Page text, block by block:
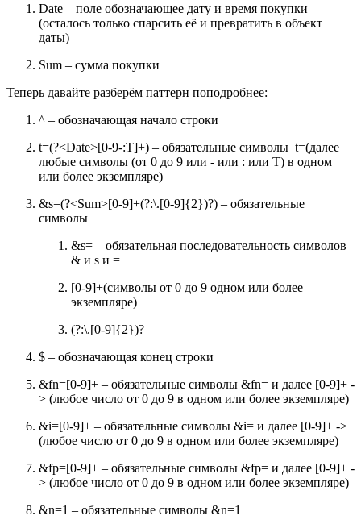
Date – поле обозначающее дату и время покупки
(осталось только спарсить её и превратить в объект
даты)
Sum – сумма покупки
Теперь давайте разберём паттерн поподробнее:
^ – обозначающая начало строки
t=(?<Date>[0-9-:T]+) – обязательные символы t=(далее
любые символы (от 0 до 9 или - или : или T) в одном
или более экземпляре)
&s=(?<Sum>[0-9]+(?:\.[0-9]{2})?) – обязательные
символы
&s= – обязательная последовательность символов
& и s и =
[0-9]+(символы от 0 до 9 одном или более
экземпляре)
(?:\.[0-9]{2})?
$ – обозначающая конец строки
&fn=[0-9]+ – обязательные символы &fn= и далее [0-9]+ -
> (любое число от 0 до 9 в одном или более экземпляре)
&i=[0-9]+ – обязательные символы &i= и далее [0-9]+ ->
(любое число от 0 до 9 в одном или более экземпляре)
&fp=[0-9]+ – обязательные символы &fp= и далее [0-9]+ -
> (любое число от 0 до 9 в одном или более экземпляре)
&n=1 – обязательные символы &n=1